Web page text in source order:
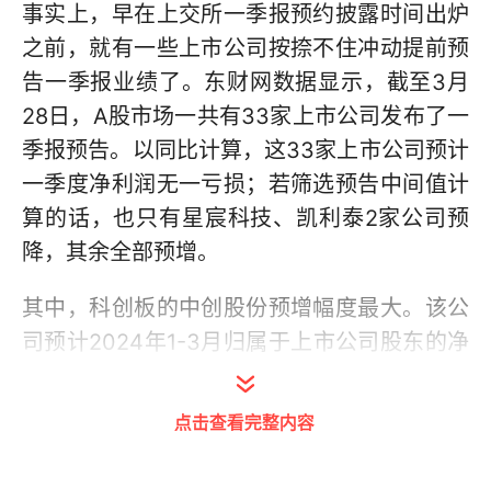
事实上，早在上交所一季报预约披露时间出炉
之前，就有一些上市公司按捺不住冲动提前预
告一季报业绩了。东财网数据显示，截至3月
28日，A股市场一共有33家上市公司发布了一
季报预告。以同比计算，这33家上市公司预计
一季度净利润无一亏损；若筛选预告中间值计
算的话，也只有星宸科技、凯利泰2家公司预
降，其余全部预增。
其中，科创板的中创股份预增幅度最大。该公
司预计2024年1-3月归属于上市公司股东的净
利润盈利150万元至450万元，同比暴增
751.31%-2453.92%。公司称业绩预增的主要
点击查看完整内容